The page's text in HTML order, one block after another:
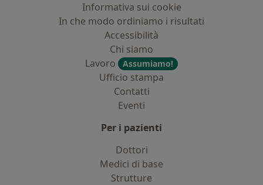
Informativa sui cookie
In che modo ordiniamo i risultati
Accessibilità
Chi siamo
Lavoro
Assumiamo!
Ufficio stampa
Contatti
Eventi
Per i pazienti
Dottori
Medici di base
Strutture